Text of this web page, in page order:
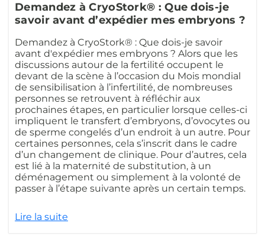
Demandez à CryoStork® : Que dois-je
savoir avant d’expédier mes embryons ?
Demandez à CryoStork® : Que dois-je savoir
avant d'expédier mes embryons ? Alors que les
discussions autour de la fertilité occupent le
devant de la scène à l’occasion du Mois mondial
de sensibilisation à l’infertilité, de nombreuses
personnes se retrouvent à réfléchir aux
prochaines étapes, en particulier lorsque celles-ci
impliquent le transfert d’embryons, d’ovocytes ou
de sperme congelés d’un endroit à un autre. Pour
certaines personnes, cela s’inscrit dans le cadre
d’un changement de clinique. Pour d’autres, cela
est lié à la maternité de substitution, à un
déménagement ou simplement à la volonté de
passer à l’étape suivante après un certain temps.
Lire la suite